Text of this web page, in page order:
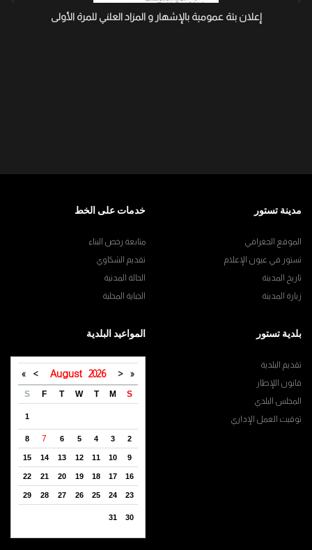
إعلان بتة عمومية بالإشهار و المزاد العلني للمرة الأولى
مدينة تستور
الموقع الجغرافي
تستور في عيون الإعلام
تاريخ المدينة
زيارة المدينة
خدمات على الخط
متابعة رخص البناء
تقديم الشكاوي
الحالة المدنية
الجباية المحلية
بلدية تستور
تقديم البلدية
قانون اللإطار
المجلس البلدي
توقيت العمل الإداري
المواعيد البلدية
«
<
August 2026
>
»
S
M
T
W
T
F
S
1
2
3
4
5
6
7
8
9
10
11
12
13
14
15
16
17
18
19
20
21
22
23
24
25
26
27
28
29
30
31